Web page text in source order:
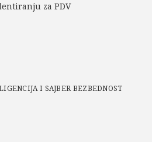
za PDV
I SAJBER BEZBEDNOST